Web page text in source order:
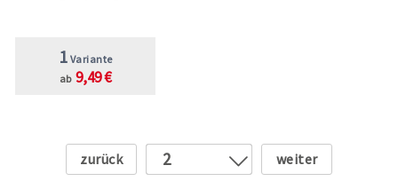
1 Variante
ab 9,49 €
Zurück
2 Weiter